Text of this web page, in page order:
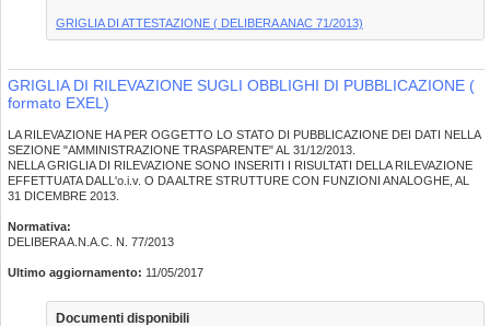
GRIGLIA DI ATTESTAZIONE ( DELIBERA ANAC 71/2013)
GRIGLIA DI RILEVAZIONE SUGLI OBBLIGHI DI PUBBLICAZIONE (
formato EXEL)
LA RILEVAZIONE HA PER OGGETTO LO STATO DI PUBBLICAZIONE DEI DATI NELLA
SEZIONE "AMMINISTRAZIONE TRASPARENTE" AL 31/12/2013.
NELLA GRIGLIA DI RILEVAZIONE SONO INSERITI I RISULTATI DELLA RILEVAZIONE
EFFETTUATA DALL'o.i.v. O DA ALTRE STRUTTURE CON FUNZIONI ANALOGHE, AL
31 DICEMBRE 2013.
Normativa:
DELIBERA A.N.A.C. N. 77/2013
Ultimo aggiornamento: 11/05/2017
Documenti disponibili